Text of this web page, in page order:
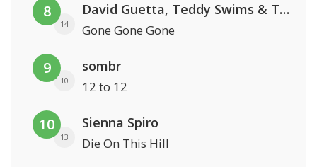
8
14
David Guetta, Teddy Swims & Tones And I
Gone Gone Gone
9
10
sombr
12 to 12
10
13
Sienna Spiro
Die On This Hill